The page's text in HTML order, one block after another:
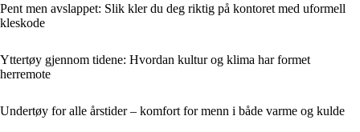
Pent men avslappet: Slik kler du deg riktig på kontoret med uformell
kleskode
Yttertøy gjennom tidene: Hvordan kultur og klima har formet
herremote
Undertøy for alle årstider – komfort for menn i både varme og kulde